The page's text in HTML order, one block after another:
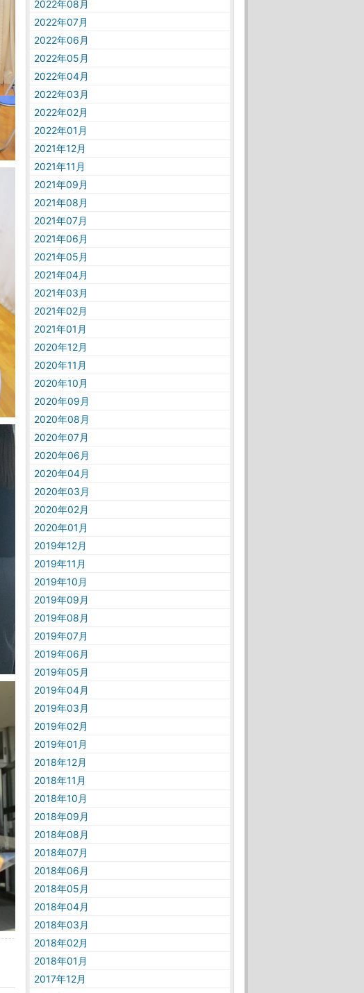
2022年08月
2022年07月
2022年06月
2022年05月
2022年04月
2022年03月
2022年02月
2022年01月
2021年12月
2021年11月
2021年09月
2021年08月
2021年07月
2021年06月
2021年05月
2021年04月
2021年03月
2021年02月
2021年01月
2020年12月
2020年11月
2020年10月
2020年09月
2020年08月
2020年07月
2020年06月
2020年04月
2020年03月
2020年02月
2020年01月
2019年12月
2019年11月
2019年10月
2019年09月
2019年08月
2019年07月
2019年06月
2019年05月
2019年04月
2019年03月
2019年02月
2019年01月
2018年12月
2018年11月
2018年10月
2018年09月
2018年08月
2018年07月
2018年06月
2018年05月
2018年04月
2018年03月
2018年02月
2018年01月
2017年12月